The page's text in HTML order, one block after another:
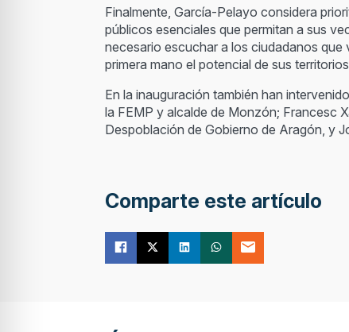
Finalmente, García-Pelayo considera
públicos esenciales que permitan a sus
necesario escuchar a los ciudadanos
primera mano el potencial de sus
En la inauguración también han
la FEMP y alcalde de Monzón; Francesc
Despoblación de Gobierno de Aragón, y
Comparte este artículo